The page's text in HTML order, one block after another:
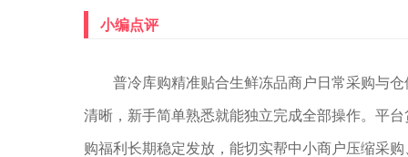
小编点评
普冷库购精准贴合生鲜冻品商户日常采购与
清晰，新手简单熟悉就能独立完成全部操作。平
购福利长期稳定发放，能切实帮中小商户压缩采